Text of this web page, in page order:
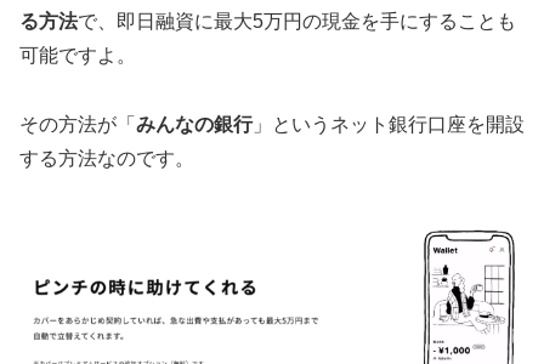
る方法で、即日融資に最大5万円の現金を手にすることも
可能ですよ。
その方法が「 みんなの銀行」というネット銀行口座を開設
する方法なのです。